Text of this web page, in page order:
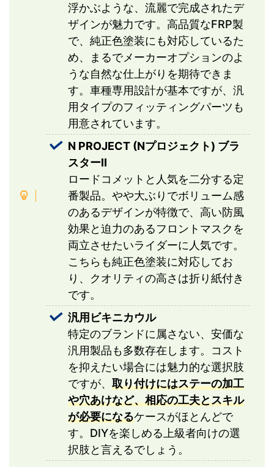
浮かぶような、流麗で完成されたデ
ザインが魅力です。高品質なFRP製
で、純正色塗装にも対応しているた
め、まるでメーカーオプションのよ
うな自然な仕上がりを期待できま
す。車種専用設計が基本ですが、汎
用タイプのフィッティングパーツも
用意されています。
N PROJECT (Nプロジェクト) ブラ
スターII
ロードコメットと人気を二分する定
番製品。やや大ぶりでボリューム感
のあるデザインが特徴で、高い防風
効果と迫力のあるフロントマスクを
両立させたいライダーに人気です。
こちらも純正色塗装に対応してお
り、クオリティの高さは折り紙付き
です。
汎用ビキニカウル
特定のブランドに属さない、安価な
汎用製品も多数存在します。コスト
を抑えたい場合には魅力的な選択肢
ですが、取り付けにはステーの加工
や穴あけなど、相応の工夫とスキル
が必要になるケースがほとんどで
す。DIYを楽しめる上級者向けの選
択肢と言えるでしょう。